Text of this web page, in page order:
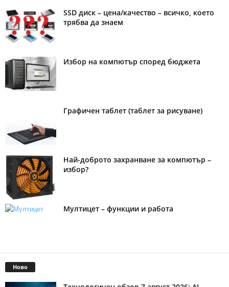
SSD диск – цена/качество – всичко, което
трябва да знаем
Избор на компютър според бюджета
Графичен таблет (таблет за рисуване)
Най-доброто захранване за компютър –
избор?
Мултицет – функции и работа
Ново